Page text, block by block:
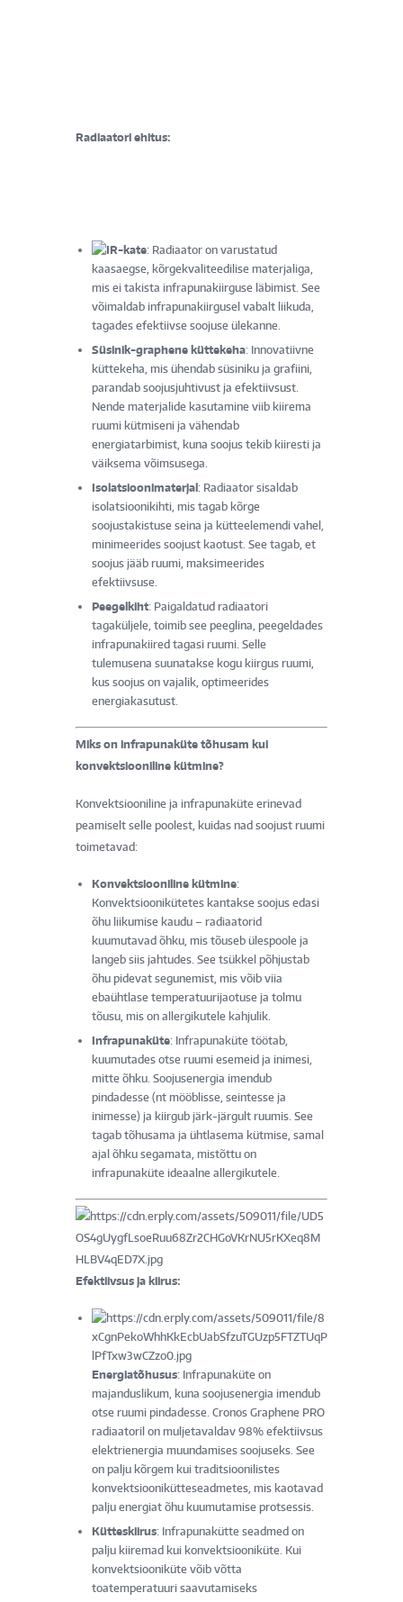
Radiaatori ehitus:
IR-kate: Radiaator on varustatud
kaasaegse, kõrgekvaliteedilise materjaliga,
mis ei takista infrapunakiirguse läbimist. See
võimaldab infrapunakiirgusel vabalt liikuda,
tagades efektiivse soojuse ülekanne.
Süsinik-graphene küttekeha: Innovatiivne
küttekeha, mis ühendab süsiniku ja grafiini,
parandab soojusjuhtivust ja efektiivsust.
Nende materjalide kasutamine viib kiirema
ruumi kütmiseni ja vähendab
energiatarbimist, kuna soojus tekib kiiresti ja
väiksema võimsusega.
Isolatsioonimaterjal: Radiaator sisaldab
isolatsioonikihti, mis tagab kõrge
soojustakistuse seina ja kütteelemendi vahel,
minimeerides soojust kaotust. See tagab, et
soojus jääb ruumi, maksimeerides
efektiivsuse.
Peegelkiht: Paigaldatud radiaatori
tagaküljele, toimib see peeglina, peegeldades
infrapunakiired tagasi ruumi. Selle
tulemusena suunatakse kogu kiirgus ruumi,
kus soojus on vajalik, optimeerides
energiakasutust.
Miks on infrapunaküte tõhusam kui
konvektsiooniline kütmine?
Konvektsiooniline ja infrapunaküte erinevad
peamiselt selle poolest, kuidas nad soojust ruumi
toimetavad:
Konvektsiooniline kütmine:
Konvektsioonikütetes kantakse soojus edasi
õhu liikumise kaudu – radiaatorid
kuumutavad õhku, mis tõuseb ülespoole ja
langeb siis jahtudes. See tsükkel põhjustab
õhu pidevat segunemist, mis võib viia
ebaühtlase temperatuurijaotuse ja tolmu
tõusu, mis on allergikutele kahjulik.
Infrapunaküte: Infrapunaküte töötab,
kuumutades otse ruumi esemeid ja inimesi,
mitte õhku. Soojusenergia imendub
pindadesse (nt mööblisse, seintesse ja
inimesse) ja kiirgub järk-järgult ruumis. See
tagab tõhusama ja ühtlasema kütmise, samal
ajal õhku segamata, mistõttu on
infrapunaküte ideaalne allergikutele.
Efektiivsus ja kiirus:
Energiatõhusus: Infrapunaküte on
majanduslikum, kuna soojusenergia imendub
otse ruumi pindadesse. Cronos Graphene PRO
radiaatoril on muljetavaldav 98% efektiivsus
elektrienergia muundamises soojuseks. See
on palju kõrgem kui traditsioonilistes
konvektsioonikütteseadmetes, mis kaotavad
palju energiat õhu kuumutamise protsessis.
Kütteskiirus: Infrapunakütte seadmed on
palju kiiremad kui konvektsiooniküte. Kui
konvektsiooniküte võib võtta
toatemperatuuri saavutamiseks